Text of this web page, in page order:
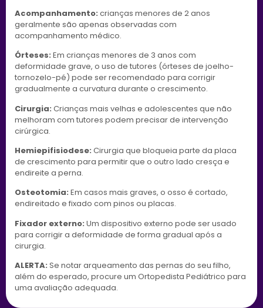
Acompanhamento: crianças menores de 2 anos
geralmente são apenas observadas com
acompanhamento médico.
Órteses: Em crianças menores de 3 anos com
deformidade grave, o uso de tutores (órteses de joelho-
tornozelo-pé) pode ser recomendado para corrigir
gradualmente a curvatura durante o crescimento.
Cirurgia: Crianças mais velhas e adolescentes que não
melhoram com tutores podem precisar de intervenção
cirúrgica.
Hemiepifisiodese: Cirurgia que bloqueia parte da placa
de crescimento para permitir que o outro lado cresça e
endireite a perna.
Osteotomia: Em casos mais graves, o osso é cortado,
endireitado e fixado com pinos ou placas.
Fixador externo: Um dispositivo externo pode ser usado
para corrigir a deformidade de forma gradual após a
cirurgia.
ALERTA: Se notar arqueamento das pernas do seu filho,
além do esperado, procure um Ortopedista Pediátrico para
uma avaliação adequada.